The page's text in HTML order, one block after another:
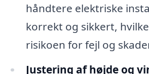
håndtere elektriske
korrekt og sikkert,
risikoen for fejl og
Justering af højde og